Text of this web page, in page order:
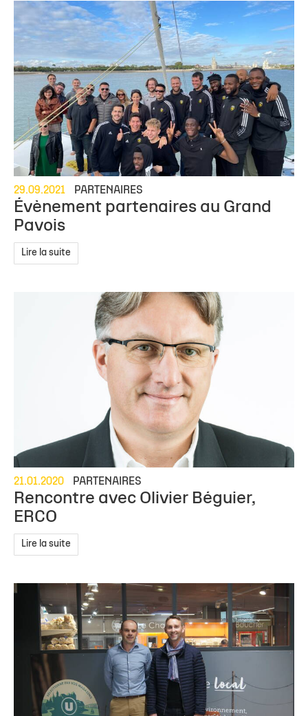
29.09.2021 PARTENAIRES
Évènement partenaires au Grand
Pavois
Lire la suite
21.01.2020 PARTENAIRES
Rencontre avec Olivier Béguier,
ERCO
Lire la suite